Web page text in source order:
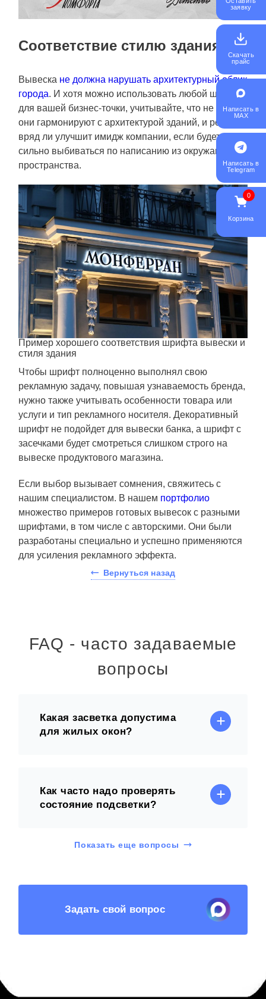
Соответствие стилю здания
Вывеска не должна нарушать архитектурный облик
города. И хотя можно использовать любой шрифт
для вашей бизнес-точки, учитывайте, что не все
они гармонируют с архитектурой зданий, и реклама
вряд ли улучшит имидж компании, если будет
сильно выбиваться по написанию из окружающего
пространства.
Пример хорошего соответствия шрифта вывески и
стиля здания
Чтобы шрифт полноценно выполнял свою
рекламную задачу, повышая узнаваемость бренда,
нужно также учитывать особенности товара или
услуги и тип рекламного носителя. Декоративный
шрифт не подойдет для вывески банка, а шрифт с
засечками будет смотреться слишком строго на
вывеске продуктового магазина.
Если выбор вызывает сомнения, свяжитесь с
нашим специалистом. В нашем портфолио
множество примеров готовых вывесок с разными
шрифтами, в том числе с авторскими. Они были
разработаны специально и успешно применяются
для усиления рекламного эффекта.
Вернуться назад
FAQ - часто задаваемые
вопросы
Какая засветка допустима
для жилых окон?
Как часто надо проверять
состояние подсветки?
Показать еще вопросы
Задать свой вопрос
заявку
Скачать
прайс
Написать в
MAX
Написать в
Telegram
0
Корзина